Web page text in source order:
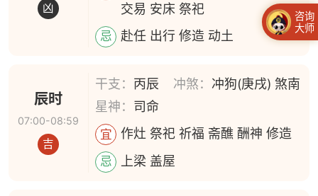
凶
交易 安床 祭祀
忌 赴任 出行 修造 动土
辰时
07:00-08:59
吉
干支： 丙辰 冲煞： 冲狗(庚戌) 煞南
星神： 司命
宜 作灶 祭祀 祈福 斋醮 酬神 修造
忌 上梁 盖屋
咨询
大师